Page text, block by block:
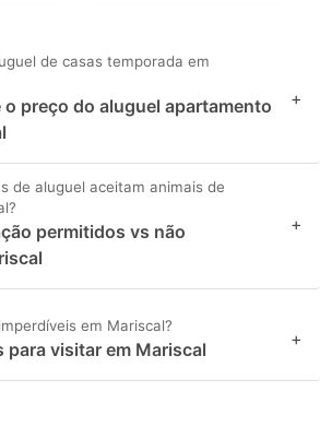
de casas temporada em
preço do aluguel apartamento
+
de aluguel aceitam animais de
permitidos vs não
+
em Mariscal?
para visitar em Mariscal +